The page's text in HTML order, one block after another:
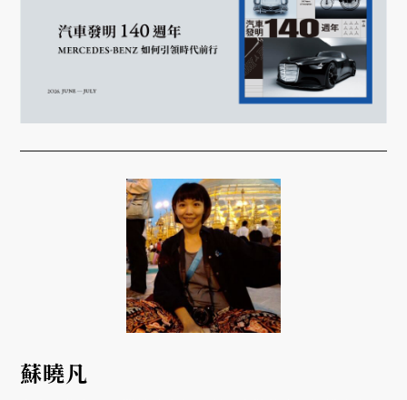
蘇曉凡